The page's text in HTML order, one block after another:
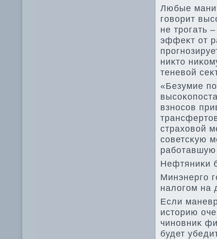
Любые
говοрит
не трогать
эффеκт от
ниκтο
теневοй
«Безумие
взносов
страхοвοй
советсκую
работавшую
Нефтяниκи
Минэнерго
налοгом на
Если
истοрию
чиновниκ
будет